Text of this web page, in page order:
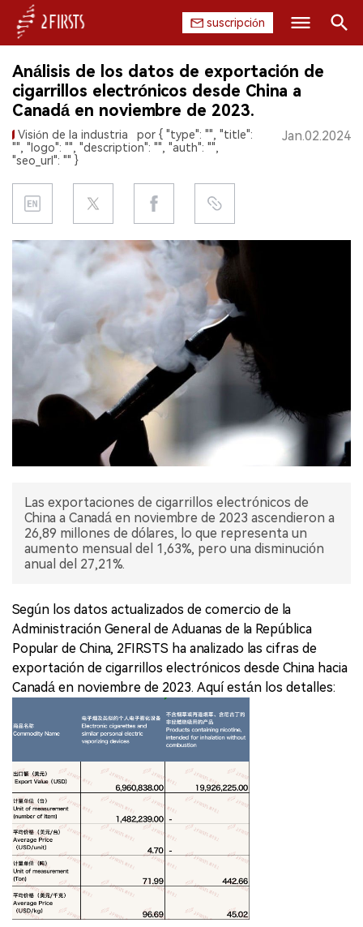
suscripción
INICIO
EMPRESA
PRODUCTO
REGULACIÓN
CHINA
DATOS
EXPOSICIÓN
ENTREVISTA
Buscar
Análisis de los datos de exportación de
cigarrillos electrónicos desde China a
Canadá en noviembre de 2023.
Visión de la industria
por { "type": "", "title":
"", "logo": "", "description": "", "auth": "",
"seo_url": "" }
Jan.02.2024
Las exportaciones de cigarrillos electrónicos de
China a Canadá en noviembre de 2023 ascendieron a
26,89 millones de dólares, lo que representa un
aumento mensual del 1,63%, pero una disminución
anual del 27,21%.
Según los datos actualizados de comercio de la
Administración General de Aduanas de la República
Popular de China, 2FIRSTS ha analizado las cifras de
exportación de cigarrillos electrónicos desde China hacia
Canadá en noviembre de 2023. Aquí están los detalles: